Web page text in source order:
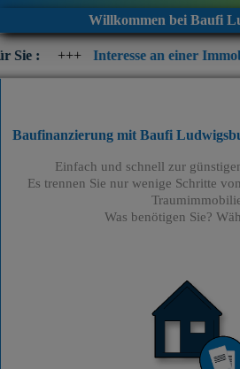
Willkommen bei Baufi
Interesse an einer
Baufinanzierung mit Baufi
Einfach und schnell zur
Es trennen Sie nur wenige Schritte
Was benötigen Sie?